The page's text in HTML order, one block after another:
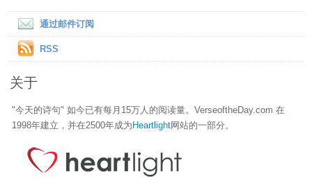
通过邮件订阅
RSS
关于
"今天的诗句" 如今已有每月15万人的阅读量。VerseoftheDay.com 在
1998年建立，并在2500年成为 Heartlight网站的一部分。